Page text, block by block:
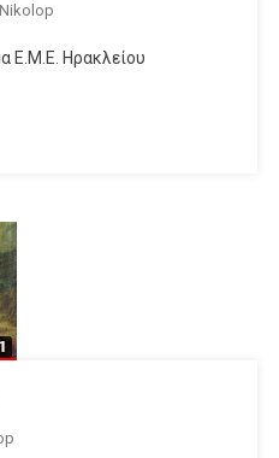
Nikolop
Ε.Μ.Ε. Ηρακλείου